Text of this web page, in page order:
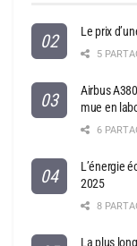
Le prix
5
Airbus
mue en
6
L’énergie
2025
8
La plus